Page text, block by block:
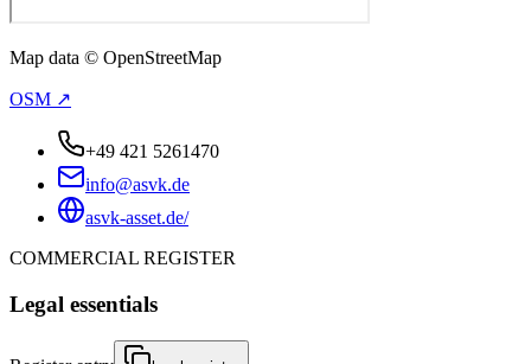
Map data © OpenStreetMap
OSM ↗
+49 421 5261470
info@asvk.de
asvk-asset.de/
COMMERCIAL REGISTER
Legal essentials